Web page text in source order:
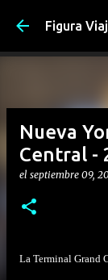
Figura
Nueva
Central -
el septiembre 09,
La Terminal Grand